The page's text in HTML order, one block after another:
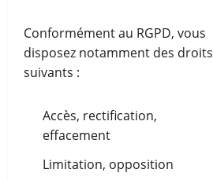
Conformément au RGPD, vous
disposez notamment des droits
suivants :
Accès, rectification,
effacement
Limitation, opposition